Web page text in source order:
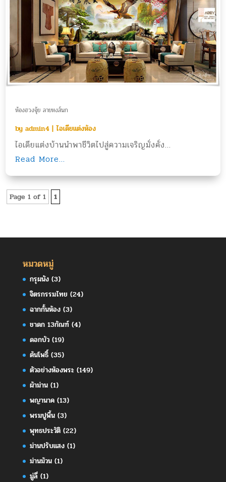
ห้องฮวงจุ้ย ลายหงส์นก
byadmin4 |ไอเดียแต่งห้อง
ไอเดียแต่งบ้านนำพาชีวิตไปสู่ความเจริญมั่งคั่ง...
Read More...
Page 1 of 1 1
หมวดหมู่
กรุผนัง(3)
จิตรกรรมไทย (24)
ฉากกั้นห้อง(3)
ชาดก 13กัณฑ์(4)
ดอกบัว(19)
ต้นโพธิ์(35)
ตัวอย่างห้องพระ(149)
ผ้าม่าน(1)
พญานาค(13)
พรมปูพื้น(3)
พุทธประวัติ(22)
ม่านปรับแสง(1)
ม่านม้วน(1)
มู่ลี่(1)